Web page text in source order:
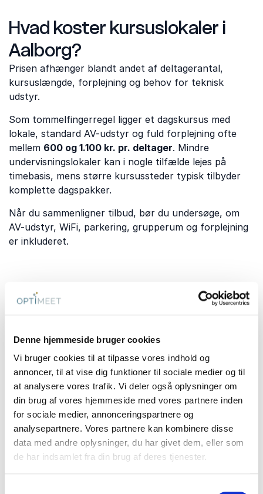
Denne hjemmeside bruger cookies
Vi bruger cookies til at tilpasse vores indhold og
annoncer, til at vise dig funktioner til sociale medier og til
at analysere vores trafik. Vi deler også oplysninger om
din brug af vores hjemmeside med vores partnere inden
for sociale medier, annonceringspartnere og
analysepartnere. Vores partnere kan kombinere disse
data med andre oplysninger, du har givet dem, eller som
de har indsamlet fra din brug af deres tjenester.
Hvad koster kursuslokaler i
Aalborg?
Prisen afhænger blandt andet af deltagerantal,
kursuslængde, forplejning og behov for teknisk
udstyr.
Som tommelfingerregel ligger et dagskursus med
lokale, standard AV-udstyr og fuld forplejning ofte
mellem 600 og 1.100 kr. pr. deltager. Mindre
undervisningslokaler kan i nogle tilfælde lejes på
timebasis, mens større kursussteder typisk tilbyder
komplette dagspakker.
Når du sammenligner tilbud, bør du undersøge, om
AV-udstyr, WiFi, parkering, grupperum og forplejning
er inkluderet.
Transport og praktiske
forhold
hurtig adgang fra resten af Jylland, mens Aalborg
Lufthavn gør byen attraktiv til kurser med deltagere
fra hele landet. Lokale busforbindelser gør det
desuden nemt at komme mellem stationen, centrum
og byens erhvervsområder.
Hvis deltagerne kommer fra forskellige landsdele, kan
et centralt beliggende kursussted eller et venue tæt
på lufthavnen gøre logistikken væsentligt lettere.